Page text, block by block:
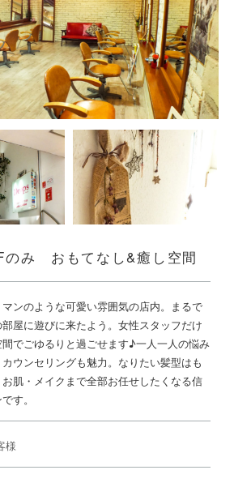
のみ おもてなし&癒し空間
ンのような可愛い雰囲気の店内。まるで
屋に遊びに来たよう。女性スタッフだけ
でごゆるりと過ごせます♪一人一人の悩み
ウンセリングも魅力。なりたい髪型はも
肌・メイクまで全部お任せしたくなる信
す。
様